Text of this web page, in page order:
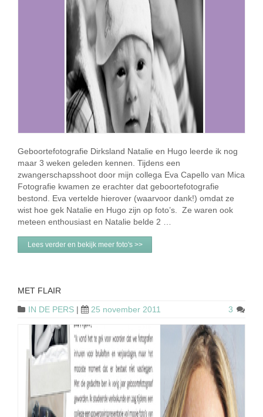
Geboortefotografie Dirksland Natalie en Hugo leerde ik nog
maar 3 weken geleden kennen. Tijdens een
zwangerschapsshoot door mijn collega Eva Capello van Mica
Fotografie kwamen ze erachter dat geboortefotografie
bestond. Eva vertelde hierover (waarvoor dank!) omdat ze
wist hoe gek Natalie en Hugo zijn op foto’s. Ze waren ook
meteen enthousiast en Natalie belde 2 …
Lees verder en bekijk meer foto's >>
MET FLAIR
IN DE PERS | 25 november 2011 3